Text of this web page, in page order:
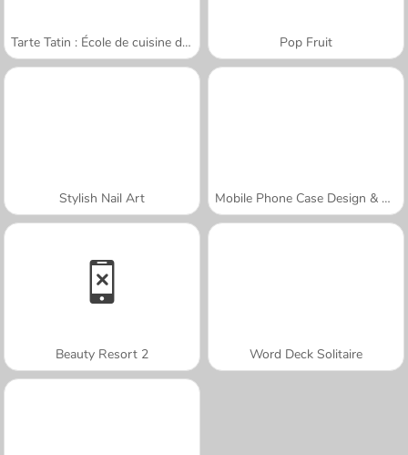
Tarte Tatin : École de cuisine de Sara Pop Fruit
Stylish Nail Art Mobile Phone Case Design & DIY
Beauty Resort 2 Word Deck Solitaire